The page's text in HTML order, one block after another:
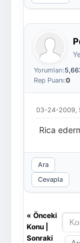
Yorumları:
Rep Puanı:0
03-24-2009,
Rica
Ara
Cevapla
« Önceki
Konu|
Sonraki